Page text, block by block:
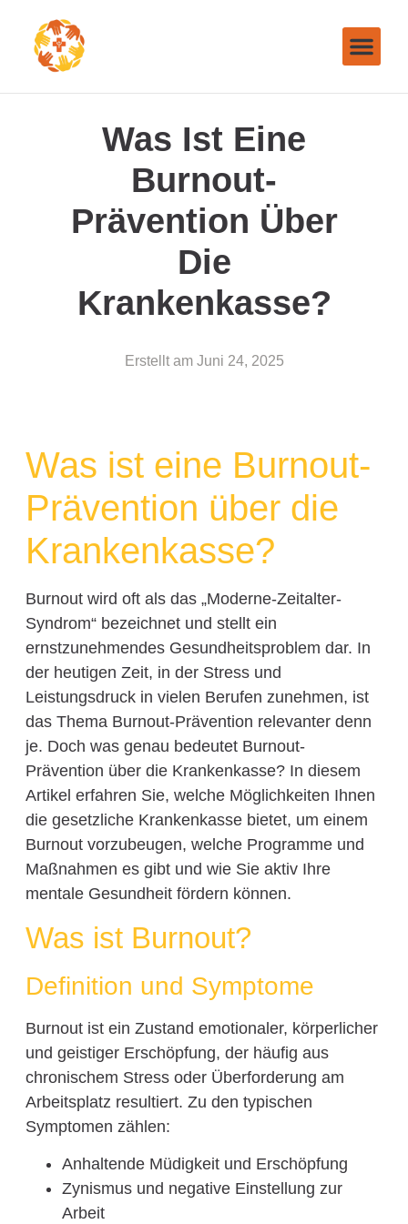
Was Ist Eine
Burnout-
Prävention Über
Die
Krankenkasse?
Erstellt am Juni 24, 2025
Was ist eine Burnout-
Prävention über die
Krankenkasse?
Burnout wird oft als das „Moderne-Zeitalter-
Syndrom“ bezeichnet und stellt ein
ernstzunehmendes Gesundheitsproblem dar. In
der heutigen Zeit, in der Stress und
Leistungsdruck in vielen Berufen zunehmen, ist
das Thema Burnout-Prävention relevanter denn
je. Doch was genau bedeutet Burnout-
Prävention über die Krankenkasse? In diesem
Artikel erfahren Sie, welche Möglichkeiten Ihnen
die gesetzliche Krankenkasse bietet, um einem
Burnout vorzubeugen, welche Programme und
Maßnahmen es gibt und wie Sie aktiv Ihre
mentale Gesundheit fördern können.
Was ist Burnout?
Definition und Symptome
Burnout ist ein Zustand emotionaler, körperlicher
und geistiger Erschöpfung, der häufig aus
chronischem Stress oder Überforderung am
Arbeitsplatz resultiert. Zu den typischen
Symptomen zählen:
Anhaltende Müdigkeit und Erschöpfung
Zynismus und negative Einstellung zur
Arbeit